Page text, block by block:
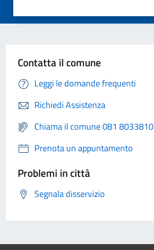
Contatta il comune
Leggi le domande frequenti
Richiedi Assistenza
Chiama il comune 081 8033810
Prenota un appuntamento
Problemi in città
Segnala disservizio